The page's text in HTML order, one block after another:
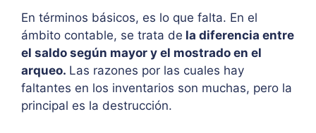
En términos básicos, es lo que falta. En el
ámbito contable, se trata de la diferencia entre
el saldo según mayor y el mostrado en el
arqueo. Las razones por las cuales hay
faltantes en los inventarios son muchas, pero la
principal es la destrucción.